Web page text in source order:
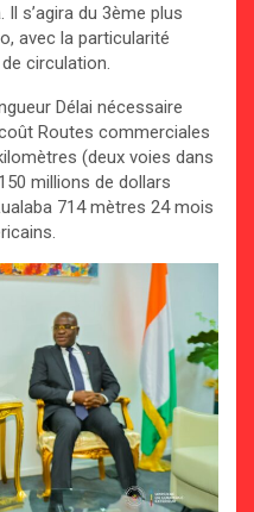
s’agira du 3ème plus
avec la particularité
circulation.
Délai nécessaire
Routes commerciales
(deux voies dans
millions de dollars
714 mètres 24 mois